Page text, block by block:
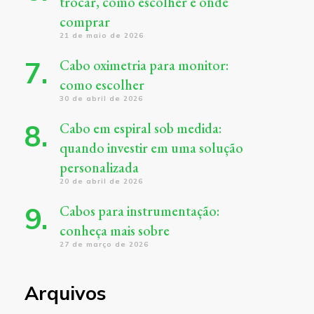
comprar
21 de maio de 2026
Cabo oximetria para monitor:
como escolher
30 de abril de 2026
Cabo em espiral sob medida:
quando investir em uma solução
personalizada
20 de abril de 2026
Cabos para instrumentação:
conheça mais sobre
27 de março de 2026
Arquivos